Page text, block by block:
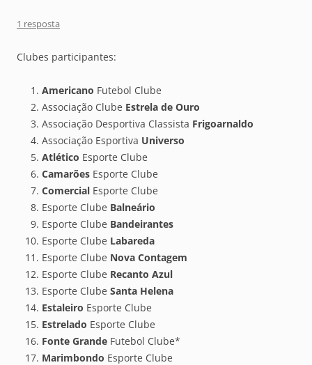
1 resposta
Clubes participantes:
Americano Futebol Clube
Associação Clube Estrela de Ouro
Associação Desportiva Classista Frigoarnaldo
Associação Esportiva Universo
Atlético Esporte Clube
Camarões Esporte Clube
Comercial Esporte Clube
Esporte Clube Balneário
Esporte Clube Bandeirantes
Esporte Clube Labareda
Esporte Clube Nova Contagem
Esporte Clube Recanto Azul
Esporte Clube Santa Helena
Estaleiro Esporte Clube
Estrelado Esporte Clube
Fonte Grande Futebol Clube*
Marimbondo Esporte Clube